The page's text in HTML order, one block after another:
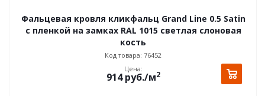
Фальцевая кровля кликфальц Grand Line 0.5 Satin
с пленкой на замках RAL 1015 светлая слоновая
кость
Код товара: 76452
Цена:
914руб./м2